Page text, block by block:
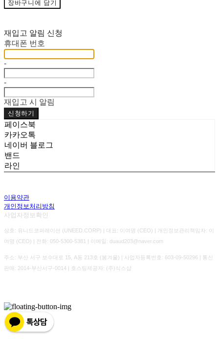
장바구니에 담기
재입고 알림 신청
휴대폰 번호
-
-
재입고 시 알림
신청하기
페이스북
카카오톡
네이버 블로그
밴드
라인
이용약관
개인정보처리방침
사업자정보확인
상호: 유니드코퍼레이션 (UNEED.CORP) | 대표: 이여명 (CEO) | 개인정보관리책임자: 이
여명 (CEO) | 전화: 050-5300-5381 | 이메일: duaud203@naver.com
주소: 부산 서구 보수대로 15, A동 213호 (봄겨울) | 사업자등록번호: 603-09-50296 | 통신
판매: 2014-부산서구-0014 | 호스팅제공자: (주)식스샵